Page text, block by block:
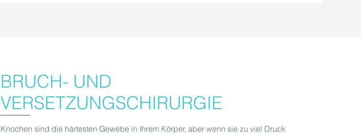
BRUCH- UND
VERSETZUNGSCHIRURGIE
Knochen sind die härtesten Gewebe in Ihrem Körper, aber wenn sie zu viel Druck